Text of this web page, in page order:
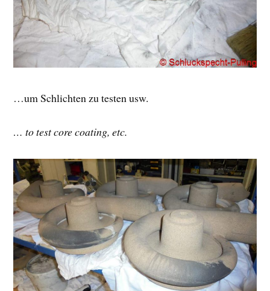
…um Schlichten zu testen usw.
… to test core coating, etc.